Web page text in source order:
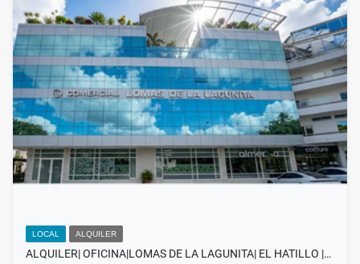
LOCAL ALQUILER
ALQUILER| OFICINA|LOMAS DE LA LAGUNITA| EL HATILLO |…